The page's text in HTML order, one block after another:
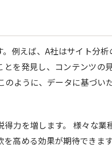
例えば、A社はサイト分
を発見し、コンテンツの
ように、データに基づい
力を増します。 様々な業
高める効果が期待できます